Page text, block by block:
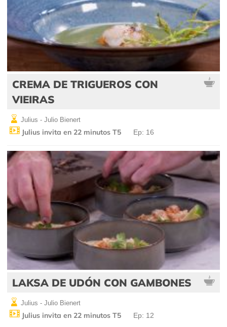
CREMA DE TRIGUEROS CON
VIEIRAS
Julius - Julio Bienert
Julius invita en 22 minutos T5 Ep: 16
LAKSA DE UDÓN CON GAMBONES
Julius - Julio Bienert
Julius invita en 22 minutos T5 Ep: 12